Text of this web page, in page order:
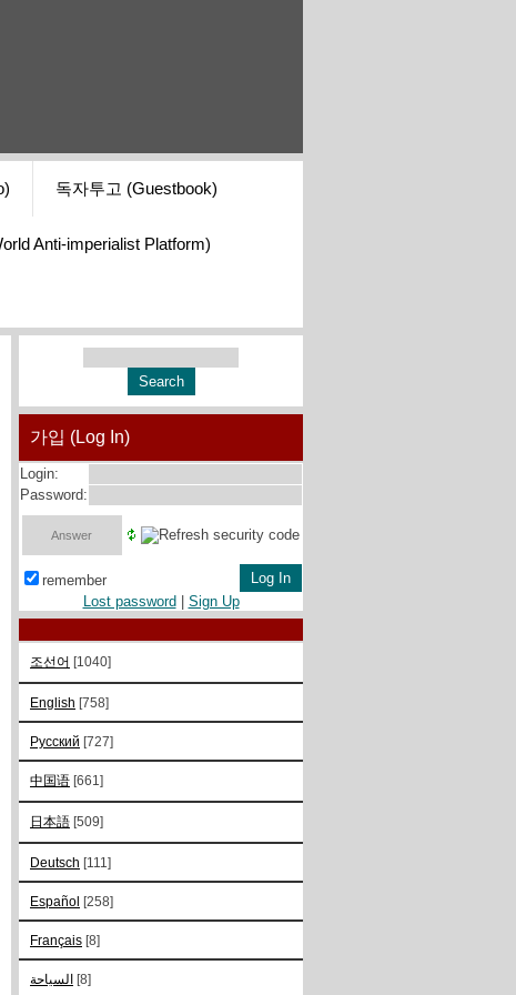
독자투고 (Guestbook)
Anti-imperialist Platform)
가입 (Log In)
Login:
Password:
remember
Lost password
Sign Up
조선어 [1040]
English [758]
Русский [727]
中国语 [661]
日本語 [509]
Deutsch [111]
Español [258]
Français [8]
السياحة [8]